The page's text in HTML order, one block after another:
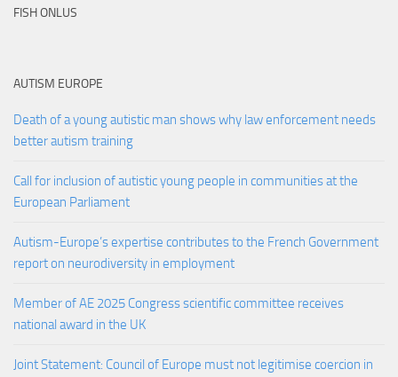
FISH ONLUS
AUTISM EUROPE
Death of a young autistic man shows why law enforcement needs
better autism training
Call for inclusion of autistic young people in communities at the
European Parliament
Autism-Europe’s expertise contributes to the French Government
report on neurodiversity in employment
Member of AE 2025 Congress scientific committee receives
national award in the UK
Joint Statement: Council of Europe must not legitimise coercion in